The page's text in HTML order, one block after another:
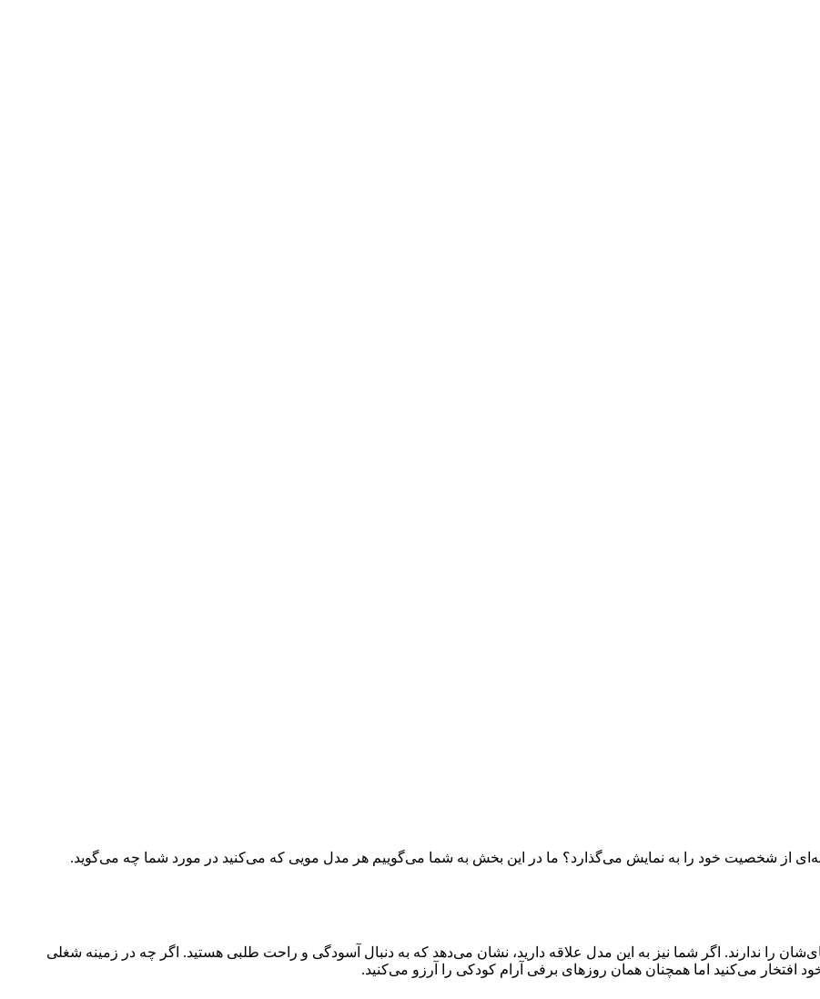
از شخصیت خود را به نمایش می‌گذارد؟ ما در این بخش به شما می‌گوییم هر مدل مویی که می‌کنید در مورد شما چه می‌گوید.
را ندارند. اگر شما نیز به این مدل علاقه دارید، نشان می‌دهد که به دنبال آسودگی و راحت طلبی هستید. اگر چه در زمینه شغلی
افتخار می‌کنید اما همچنان همان روزهای برفی آرام کودکی را آرزو می‌کنید.